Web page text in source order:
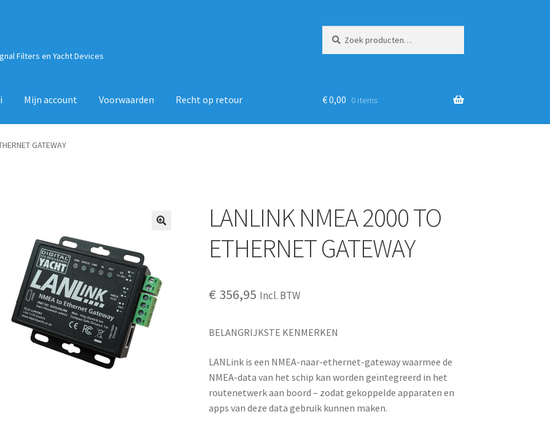
Filters en Yacht Devices
naar:
Mijn account Voorwaarden Recht op retour €0,00 0 items
GATEWAY
LANLINK NMEA 2000 TO
ETHERNET GATEWAY
€ 356,95 Incl. BTW
BELANGRIJKSTE KENMERKEN
LANLink is een NMEA-naar-ethernet-gateway waarmee de
NMEA-data van het schip kan worden geïntegreerd in het
routenetwerk aan boord – zodat gekoppelde apparaten en
apps van deze data gebruik kunnen maken.